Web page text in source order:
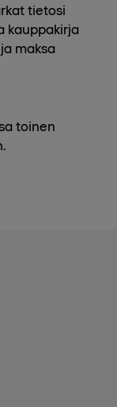
tietosi
kauppakirja
maksa
toinen